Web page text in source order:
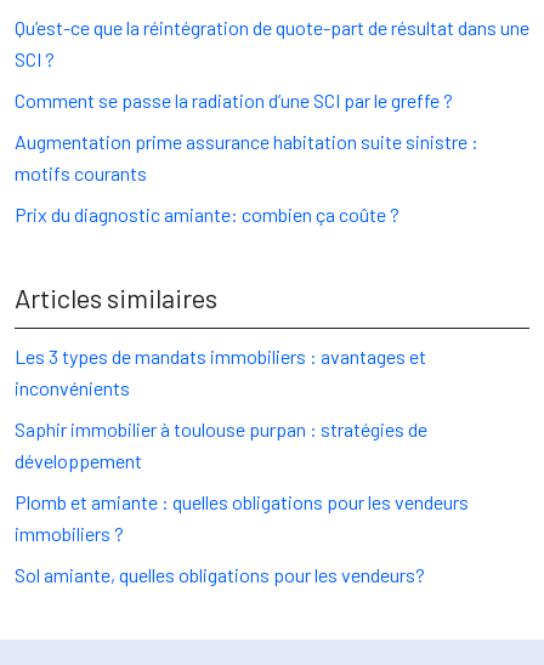
Qu’est-ce que la réintégration de quote-part de résultat dans une
SCI ?
Comment se passe la radiation d’une SCI par le greffe ?
Augmentation prime assurance habitation suite sinistre :
motifs courants
Prix du diagnostic amiante: combien ça coûte ?
Articles similaires
Les 3 types de mandats immobiliers : avantages et
inconvénients
Saphir immobilier à toulouse purpan : stratégies de
développement
Plomb et amiante : quelles obligations pour les vendeurs
immobiliers ?
Sol amiante, quelles obligations pour les vendeurs?